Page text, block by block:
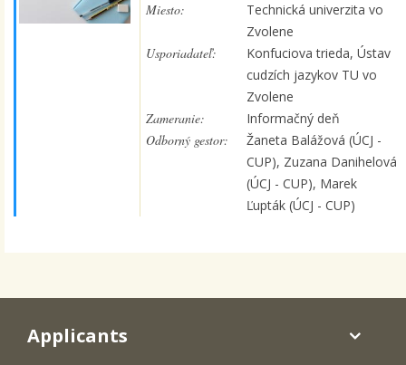
Miesto:
Technická univerzita vo
Zvolene
Usporiadateľ:
Konfuciova trieda, Ústav
cudzích jazykov TU vo
Zvolene
Zameranie:
Informačný deň
Odborný gestor:
Žaneta Balážová (ÚCJ -
CUP), Zuzana Danihelová
(ÚCJ - CUP), Marek
Ľupták (ÚCJ - CUP)
Applicants